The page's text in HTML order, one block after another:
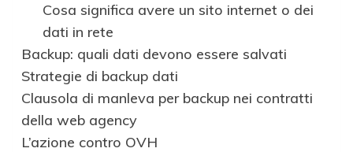
Cosa significa avere un sito internet o dei
dati in rete
Backup: quali dati devono essere salvati
Strategie di backup dati
Clausola di manleva per backup nei contratti
della web agency
L’azione contro OVH